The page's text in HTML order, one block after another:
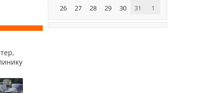
26
27 28 29 30 31 1